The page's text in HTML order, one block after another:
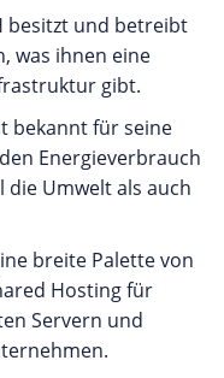
Systemen
Für
einem Shared
verschiedenen
günstigen
auch auf
Server
der
am Standort
kommt lediglich
Angebote für
umfassen
besitzt und betreibt
was ihnen eine
gibt.
bekannt für seine
Energieverbrauch
Umwelt als auch
breite Palette von
Hosting für
Servern und